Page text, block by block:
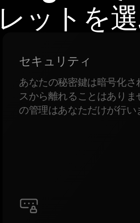
ットを選
セキュリティ
あなたの秘密鍵は暗号化さ
スから離れることはありま
の管理はあなただけが行い